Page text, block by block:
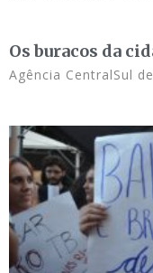
Os buracos da
Agência CentralSul